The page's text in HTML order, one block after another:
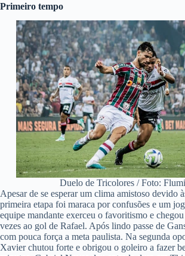
Primeiro tempo
Duelo de Tricolores / Foto:
Apesar de se esperar um clima amistoso devido
primeira etapa foi maraca por confusões e um
equipe mandante exerceu o favoritismo e
vezes ao gol de Rafael. Após lindo passe de
com pouca força a meta paulista. Na segunda
Xavier chutou forte e obrigou o goleiro a fazer